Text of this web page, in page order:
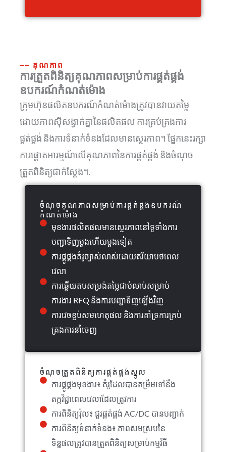
⎯⎯ គុណភាព
ការត្រួតពិនិត្យគុណភាពសម្រាប់ការផ្គត់ផ្គង់
ឧបករណ៍កំណត់ម៉ោង
ក្រុមហ៊ុនផលិតឧបករណ៍កំណត់ម៉ោងត្រូវបានវាយតម្លៃ
ដោយភាពស៊ីសង្វាក់គ្នានៃផលិតផល ការគ្រប់គ្រងការ
ផ្គត់ផ្គង់ និងការទំនាក់ទំនងដែលមានស្ថេរភាព។ ផ្នែកនេះរក្សា
ការផ្តោតអារម្មណ៍លើគុណភាពនៃការផ្គត់ផ្គង់ និងចំណុច
ត្រួតពិនិត្យជាក់ស្តែង។.
ចំណុចគុណភាពសម្រាប់ការផ្គត់ផ្គង់ឧបករណ៍
កំណត់ម៉ោង
មុខងារផលិតផលមានស្ថេរភាពនៅទូទាំងការ
បញ្ជាទិញម្តងហើយម្តងទៀត
ការផ្គូផ្គងគំរូច្បាស់លាស់ដោយឥរិយាបថពេល
វេលា
ការឆ្លើយតបសម្រង់តម្លៃជាប់លាប់សម្រាប់
ការងារ RFQ និងការបញ្ជាទិញឡើងវិញ
ការវេចខ្ចប់សមហេតុផល និងការគាំទ្រការគ្រប់
គ្រងការនាំចេញ
ចំណុចត្រួតពិនិត្យការផ្គត់ផ្គង់ស្នូល
ការផ្គូផ្គងមុខងារ៖ គំរូដែលបានតម្រឹមទៅនឹង
តក្កវិជ្ជាពេលវេលាដែលត្រូវការ
ការពិនិត្យវ៉ុល៖ ជួរផ្គត់ផ្គង់ AC/DC បានបញ្ជាក់
ការពិនិត្យទំនាក់ទំនង៖ ភាពសមស្របនៃ
ទិន្នផលត្រូវបានត្រួតពិនិត្យសម្រាប់កម្មវិធី